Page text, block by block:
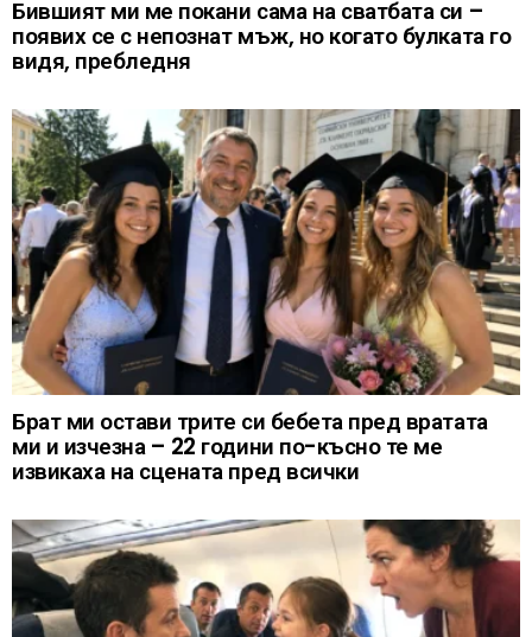
Бившият ми ме покани сама на сватбата си –
появих се с непознат мъж, но когато булката го
видя, пребледня
Брат ми остави трите си бебета пред вратата
ми и изчезна – 22 години по-късно те ме
извикаха на сцената пред всички